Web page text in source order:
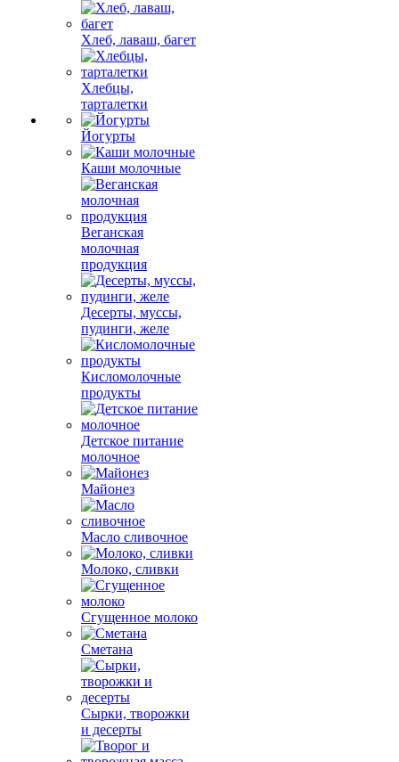
Хлеб, лаваш, багет
Хлебцы,
тарталетки
Йогурты
Каши молочные
Веганская
молочная
продукция
Десерты, муссы,
пудинги, желе
Кисломолочные
продукты
Детское питание
молочное
Майонез
Масло сливочное
Молоко, сливки
Сгущенное молоко
Сметана
Сырки, творожки
и десерты